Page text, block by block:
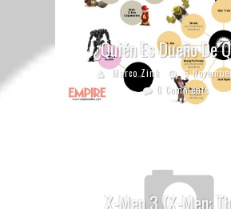
¿Quién Es Dueño De
Marco Zink
6
0 Comments
X-Men 3 (X-Men: